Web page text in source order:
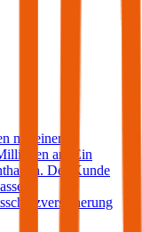
mit einer
an. Ein
Der Kunde